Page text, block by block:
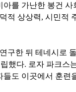
를 가난한 봉건 사
적 상상력, 시민적
구한 뒤 테네시로
했다. 로자 파크스
도 이곳에서 훈련